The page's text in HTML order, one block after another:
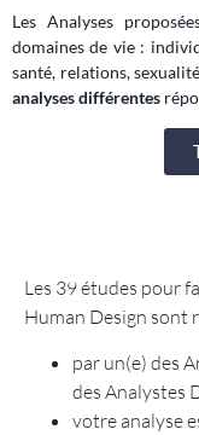
Les Analyses
domaines de vie :
santé, relations,
analyses différentes
Les 39 études pour
Human Design sont
par un(e) des
des Analystes
votre analyse